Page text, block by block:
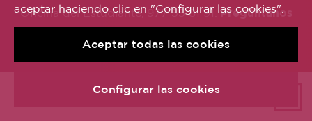
aceptar haciendo clic en "Configurar las cookies".
Aceptar todas las cookies
Configurar las cookies
Oficina del Estudiante, 977 55 81 91.Pregúntanos